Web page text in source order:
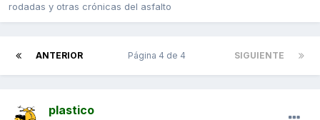
rodadas y otras crónicas del asfalto
ANTERIOR SIGUIENTE
Página 4 de 4
plastico